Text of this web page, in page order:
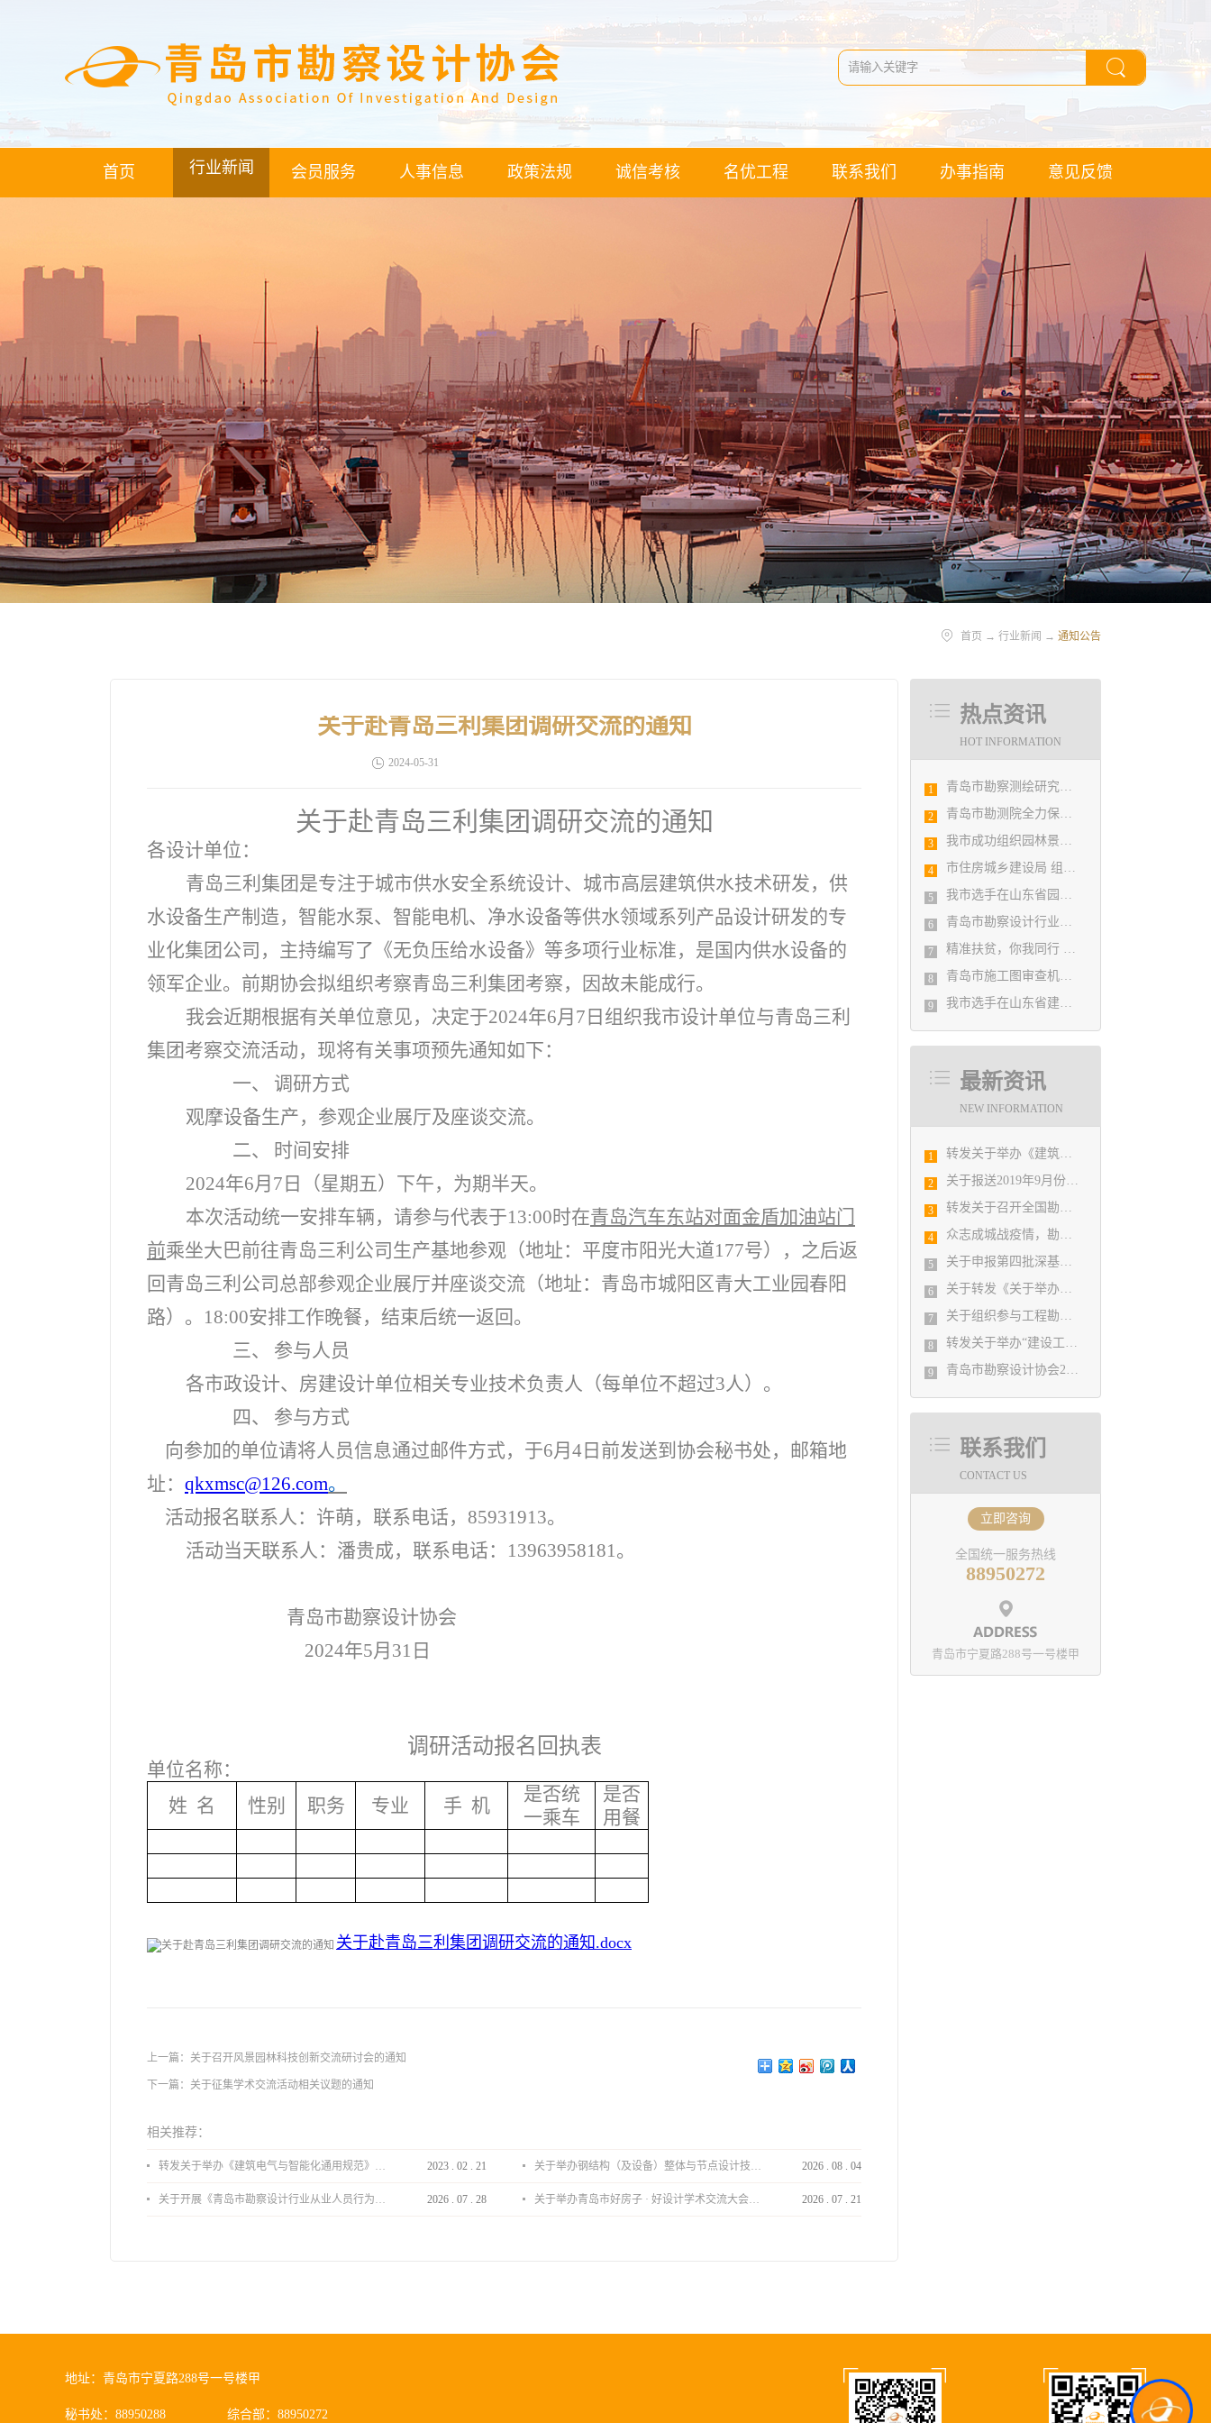
首页 行业新闻 会员服务 人事信息 政策法规 诚信考核 名优工程 联系我们 办事指南 意见反馈
首页 → 行业新闻 → 通知公告
热点资讯
HOT INFORMATION
1 青岛市勘察测绘研究院参加第29届国际制图大会并荣获3项国际大奖
2 青岛市勘测院全力保障自然灾害普查区县级质检汇交工作
3 我市成功组织园林景观设计创意职业技能竞赛
4 市住房城乡建设局 组织设计人员能力提升培训会
5 我市选手在山东省园林景观设计创意职业技能竞赛中勇夺佳绩
6 青岛市勘察设计行业民事纠纷调解协调中心正式揭牌成立
7 精准扶贫，你我同行 ——协会荣获全市2018年度脱贫攻坚和扶贫协作先进集体
8 青岛市施工图审查机构第八次联席会议成功举办
9 我市选手在山东省建筑设计BIM技术应用技能竞赛取得佳绩
最新资讯
NEW INFORMATION
1 转发关于举办《建筑电气与智能化通用规范》 GB55024-2022公益宣贯的通知
2 关于报送2019年9月份勘察设计经济形势月报有关工作的通知
3 转发关于召开全国勘察设计行业庆祝新中国成立70周年大会暨中国勘察设计协会六届二次会员代表大会的通知
4 众志成城战疫情，勘察设计行业在行动
5 关于申报第四批深基坑工程专家库的通知
6 关于转发《关于举办《建筑设计防火规范》（GB50016）和《建筑防烟 排烟系统技术标准》GB51251-2017及建设工程消防设计审 查验收管理规定疑难解析答疑培训班的通知》的通知
7 关于组织参与工程勘察设计行业参与“一带一路”建设专题调研的通知
8 转发关于举办“建设工程消防设计审查及超限高层建筑工程抗震设防专项审查”的大师讲座的通知
9 青岛市勘察设计协会2021年第一次理事会 关于吸收新会员单位的决定
联系我们
CONTACT US
立即咨询
全国统一服务热线
88950272
青岛市宁夏路288号一号楼甲
关于赴青岛三利集团调研交流的通知
2024-05-31
关于赴青岛三利集团调研交流的通知
各设计单位：
青岛三利集团是专注于城市供水安全系统设计、城市高层建筑供水技术研发，供
水设备生产制造，智能水泵、智能电机、净水设备等供水领域系列产品设计研发的专
业化集团公司，主持编写了《无负压给水设备》等多项行业标准，是国内供水设备的
领军企业。前期协会拟组织考察青岛三利集团考察，因故未能成行。
我会近期根据有关单位意见，决定于2024年6月7日组织我市设计单位与青岛三利
集团考察交流活动，现将有关事项预先通知如下：
一、
调研方式
观摩设备生产，参观企业展厅及座谈交流。
二、
时间安排
2024年6月7日（星期五）下午，为期半天。
本次活动统一安排车辆，请参与代表于13:00时在青岛汽车东站对面金盾加油站门
前乘坐大巴前往青岛三利公司生产基地参观（地址：平度市阳光大道177号），之后返
回青岛三利公司总部参观企业展厅并座谈交流（地址：青岛市城阳区青大工业园春阳
路）。18:00安排工作晚餐，结束后统一返回。
三、
参与人员
各市政设计、房建设计单位相关专业技术负责人（每单位不超过3人）。
四、
参与方式
向参加的单位请将人员信息通过邮件方式，于6月4日前发送到协会秘书处，邮箱地
址： qkxmsc@126.com。
活动报名联系人：许萌，联系电话，85931913。
活动当天联系人：潘贵成，联系电话：13963958181。
青岛市勘察设计协会
2024年5月31日
调研活动报名回执表
单位名称：
姓 名
性别 职务 专业 手 机
是否统
一乘车
是否
用餐
关于赴青岛三利集团调研交流的通知.docx
上一篇： 关于召开风景园林科技创新交流研讨会的通知
下一篇： 关于征集学术交流活动相关议题的通知
相关推荐：
转发关于举办《建筑电气与智能化通用规范》 GB55024-2022公益宣贯的通知 2023 . 02 . 21 关于举办钢结构（及设备）整体与节点设计技术分享会的通知 2026 . 08 . 04
关于开展《青岛市勘察设计行业从业人员行为导则》、《青岛市住宅工程设计审查品质提升指引（2026版）》宣贯活动的通知 2026 . 07 . 28 关于举办青岛市好房子 · 好设计学术交流大会的通知 2026 . 07 . 21
地址：青岛市宁夏路288号一号楼甲
秘书处：88950288 综合部：88950272 Kcs.Ai